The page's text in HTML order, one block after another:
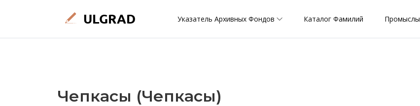
Указатель Архивных Фондов Каталог Фамилий Промыслы
Чепкасы (Чепкасы)